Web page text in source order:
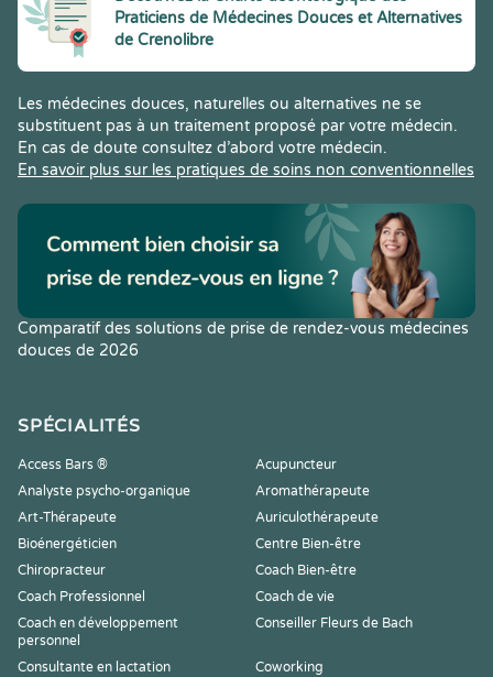
Praticiens de Médecines Douces et Alternatives
de Crenolibre
Les médecines douces, naturelles ou alternatives ne se
substituent pas à un traitement proposé par votre médecin.
En cas de doute consultez d’abord votre médecin.
En savoir plus sur les pratiques de soins non conventionnelles
Comparatif des solutions de prise de rendez-vous médecines
douces de 2026
SPÉCIALITÉS
Access Bars ®
Acupuncteur
Analyste psycho-organique
Aromathérapeute
Art-Thérapeute
Auriculothérapeute
Bioénergéticien
Centre Bien-être
Chiropracteur
Coach Bien-être
Coach Professionnel
Coach de vie
Coach en développement
personnel
Conseiller Fleurs de Bach
Consultante en lactation
Coworking